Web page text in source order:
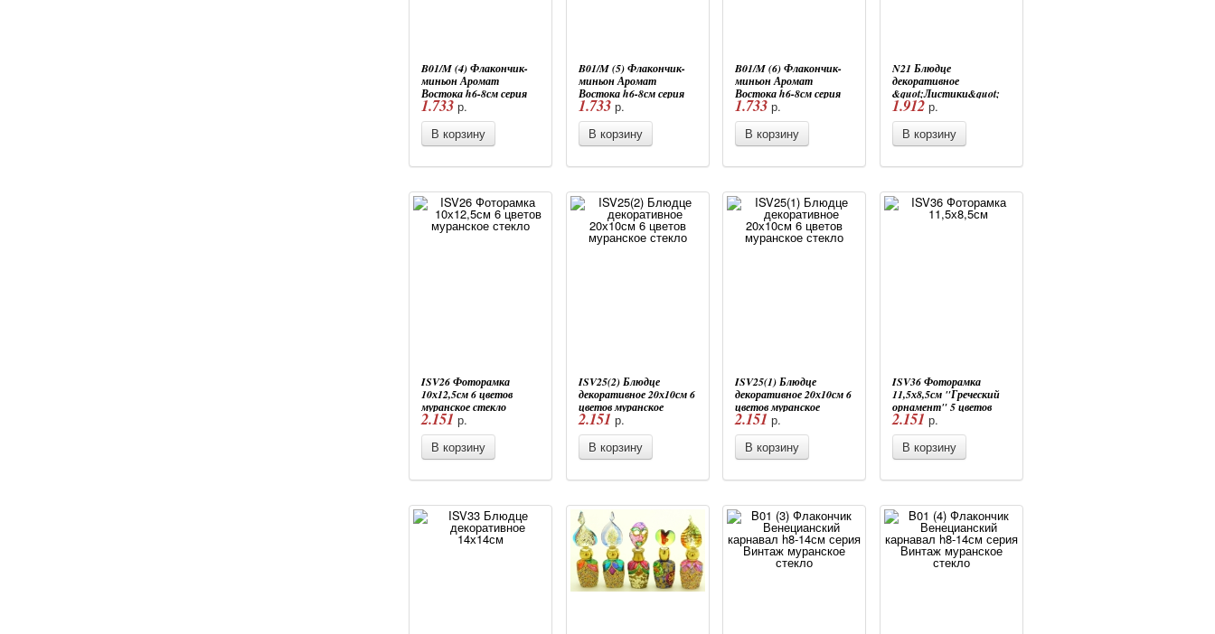
B01/M (4) Флакончик-
миньон Аромат
Востока h6-8см серия
Винтаж муранское
стекло
1.733 р.
В корзину
B01/M (5) Флакончик-
миньон Аромат
Востока h6-8см серия
Винтаж муранское
стекло
1.733р.
В корзину
B01/M (6) Флакончик-
миньон Аромат
Востока h6-8см серия
Винтаж муранское
стекло
1.733 р.
В корзину
N21 Блюдце
декоративное
&quot;Листики&quot;
12х12см муранское
стекло
1.912р.
В корзину
ISV26 Фоторамка
10х12,5см 6 цветов
муранское стекло
2.151 р.
В корзину
ISV25(2) Блюдце
декоративное 20х10см 6
цветов муранское
стекло
2.151 р.
В корзину
ISV25(1) Блюдце
декоративное 20х10см 6
цветов муранское
стекло
2.151 р.
В корзину
ISV36 Фоторамка
11,5х8,5см "Греческий
орнамент" 5 цветов
муранское стекло
2.151 р.
В корзину